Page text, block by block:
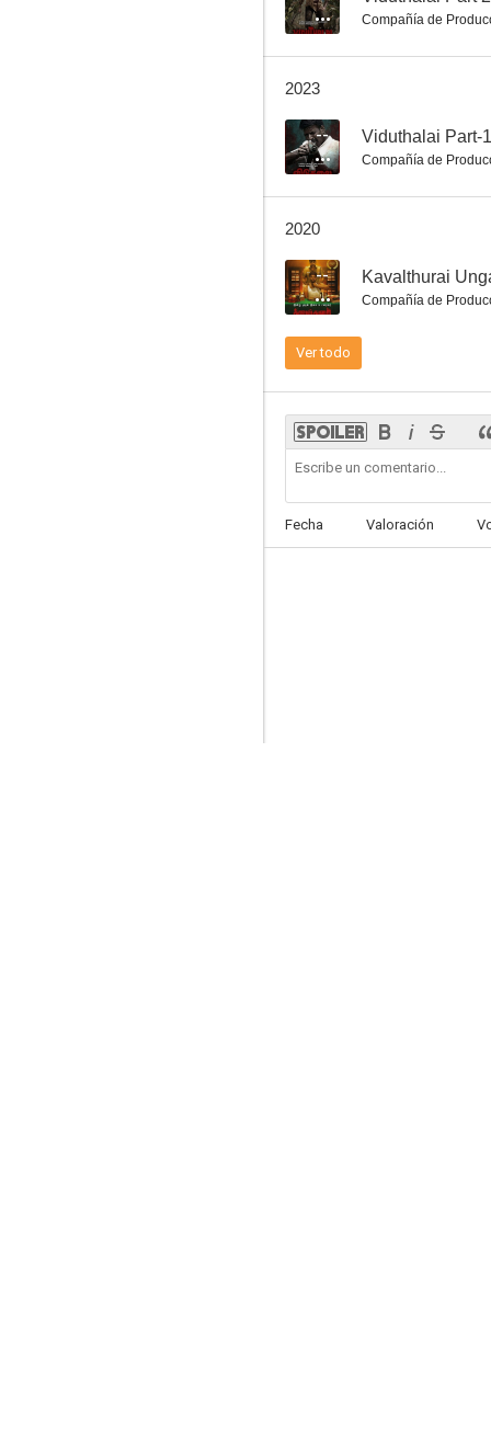
Compañía de
2023
-- Viduthalai Part-1
Compañía de
2020
-- Kavalthurai
Compañía de
Ver todo
Fecha Valoración